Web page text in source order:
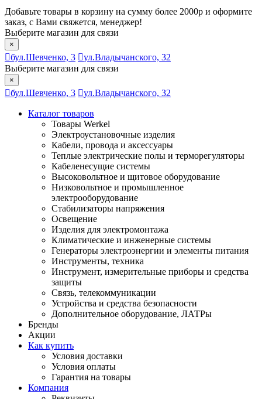
Добавьте товары в корзину на сумму более 2000р и оформите
заказ, с Вами свяжется, менеджер!
Выберите магазин для связи
×
бул.Шевченко, 3
ул.Владычанского, 32
Выберите магазин для связи
×
бул.Шевченко, 3 ул.Владычанского, 32
Каталог товаров
Товары Werkel
Электроустановочные изделия
Кабели, провода и аксессуары
Теплые электрические полы и терморегуляторы
Кабеленесущие системы
Высоковольтное и щитовое оборудование
Низковольтное и промышленное
электрооборудование
Стабилизаторы напряжения
Освещение
Изделия для электромонтажа
Климатические и инженерные системы
Генераторы электроэнергии и элементы питания
Инструменты, техника
Инструмент, измерительные приборы и средства
защиты
Связь, телекоммуникации
Устройства и средства безопасности
Дополнительное оборудование, ЛАТРы
Бренды
Акции
Как купить
Условия доставки
Условия оплаты
Гарантия на товары
Компания